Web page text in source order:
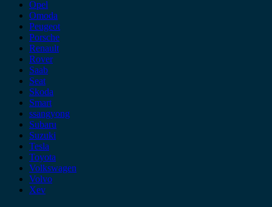
Opel
Omoda
Peugeot
Porsche
Renault
Rover
Saab
Seat
Skoda
Smart
ssangyong
Subaru
Suzuki
Tesla
Toyota
Volkswagen
Volvo
Xev